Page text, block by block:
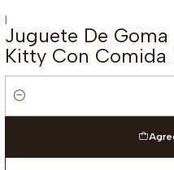
|
Juguete De
Kitty Con Comida
Cantidad